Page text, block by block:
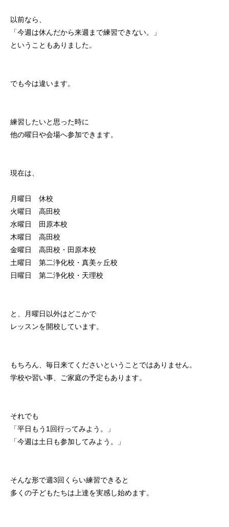
以前なら、
「今週は休んだから来週まで練習できない。」
ということもありました。
でも今は違います。
練習したいと思った時に
他の曜日や会場へ参加できます。
現在は、
月曜日 休校
火曜日 高田校
水曜日 田原本校
木曜日 高田校
金曜日 高田校・田原本校
土曜日 第二浄化校・真美ヶ丘校
日曜日 第二浄化校・天理校
と、月曜日以外はどこかで
レッスンを開校しています。
もちろん、毎日来てくださいということではありません。
学校や習い事、ご家庭の予定もあります。
それでも
「平日もう1回行ってみよう。」
「今週は土日も参加してみよう。」
そんな形で週3回くらい練習できると
多くの子どもたちは上達を実感し始めます。